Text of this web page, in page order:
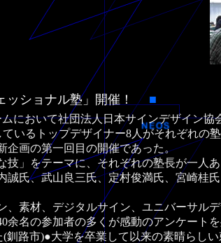
ッショナル塾」開催！ ■
おいて社団法人日本サインデザイン協
いるトップデザイナー8人がそれぞれの
企画の第一回目の開催であった。
」をテーマに、それぞれの塾長が一人
氏、武山良三氏、定村俊満氏、宮崎桂
素材、デジタルサイン、ユニバーサル
名の参加者の多くが感動のアンケート
路市)●大学を卒業して以来の素晴らし